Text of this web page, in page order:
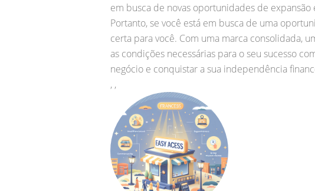
em busca de novas oportunidades de
Portanto, se você está em busca de uma
certa para você. Com uma marca consolidada,
as condições necessárias para o seu sucesso
negócio e conquistar a sua independência
, ,